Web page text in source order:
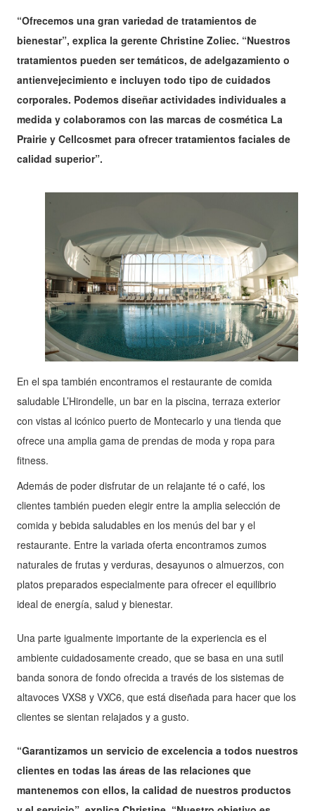
“Ofrecemos una gran variedad de tratamientos de
bienestar”, explica la gerente Christine Zoliec. “Nuestros
tratamientos pueden ser temáticos, de adelgazamiento o
antienvejecimiento e incluyen todo tipo de cuidados
corporales. Podemos diseñar actividades individuales a
medida y colaboramos con las marcas de cosmética La
Prairie y Cellcosmet para ofrecer tratamientos faciales de
calidad superior”.
En el spa también encontramos el restaurante de comida
saludable L’Hirondelle, un bar en la piscina, terraza exterior
con vistas al icónico puerto de Montecarlo y una tienda que
ofrece una amplia gama de prendas de moda y ropa para
fitness.
Además de poder disfrutar de un relajante té o café, los
clientes también pueden elegir entre la amplia selección de
comida y bebida saludables en los menús del bar y el
restaurante. Entre la variada oferta encontramos zumos
naturales de frutas y verduras, desayunos o almuerzos, con
platos preparados especialmente para ofrecer el equilibrio
ideal de energía, salud y bienestar.
Una parte igualmente importante de la experiencia es el
ambiente cuidadosamente creado, que se basa en una sutil
banda sonora de fondo ofrecida a través de los sistemas de
altavoces VXS8 y VXC6, que está diseñada para hacer que los
clientes se sientan relajados y a gusto.
“Garantizamos un servicio de excelencia a todos nuestros
clientes en todas las áreas de las relaciones que
mantenemos con ellos, la calidad de nuestros productos